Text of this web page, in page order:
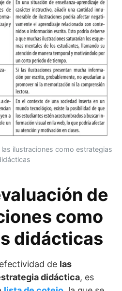
ilustraciones como estrategias
de
como
didácticas
de las
didáctica, es